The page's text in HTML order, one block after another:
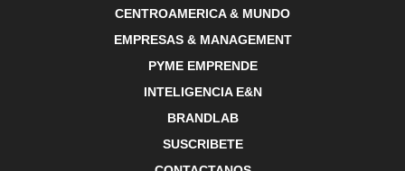
CENTROAMERICA & MUNDO
EMPRESAS & MANAGEMENT
PYME EMPRENDE
INTELIGENCIA E&N
BRANDLAB
SUSCRIBETE